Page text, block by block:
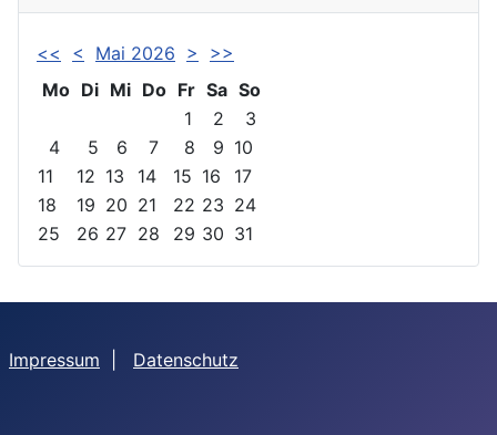
<< < Mai 2026 >
>>
Mo Di Mi Do Fr Sa So
1
2
3
4
5 6 7 8 9 10
11
12 13 14 15 16
17
18
19 20 21 22 23 24
25
26 27 28 29 30 31
Impressum Datenschutz